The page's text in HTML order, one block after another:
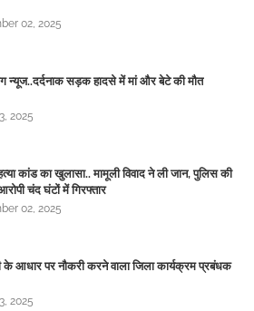
02, 2025
न्यूज..दर्दनाक सड़क हादसे में मां और बेटे की मौत
2025
कांड का खुलासा.. मामूली विवाद ने ली जान, पुलिस की
चंद घंटों में गिरफ्तार
02, 2025
के आधार पर नौकरी करने वाला जिला कार्यक्रम प्रबंधक
2025